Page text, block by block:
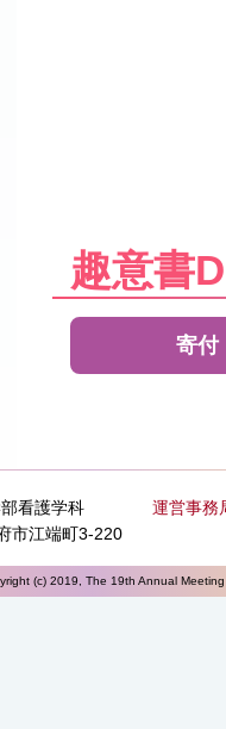
趣意書
寄付
看護学科
市江端町3-220
運営事務
(c) 2019, The 19th Annual